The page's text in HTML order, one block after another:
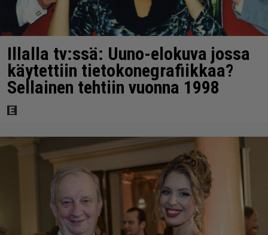
Illalla tv:ssä: Uuno-elokuva jossa
käytettiin tietokonegrafiikkaa?
Sellainen tehtiin vuonna 1998